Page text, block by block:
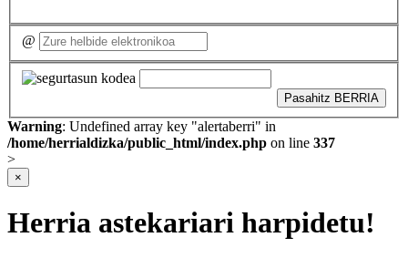
@
Pasahitz BERRIA
Warning: Undefined array key "alertaberri" in
/home/herrialdizka/public_html/index.php on line 337
>
×
Herria astekariari harpidetu!